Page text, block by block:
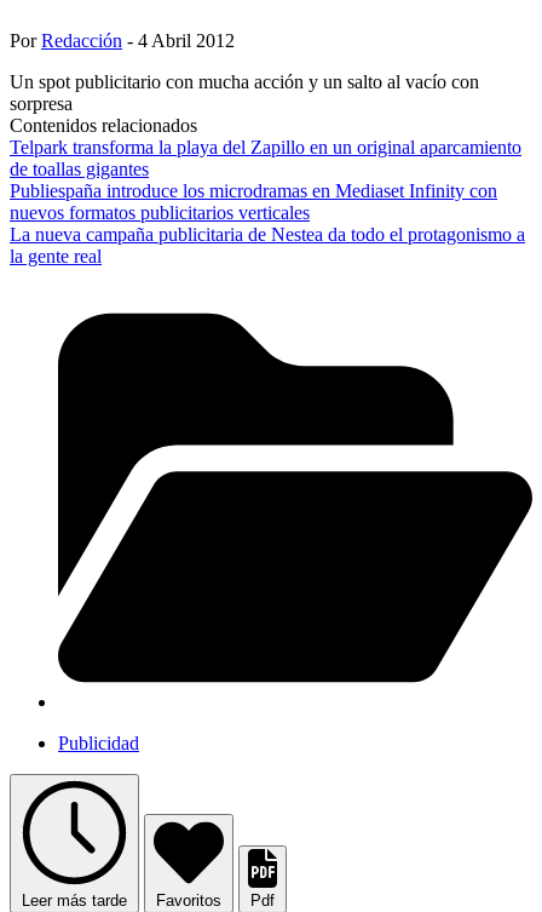
PorRedacción - 4 Abril 2012
Un spot publicitario con mucha acción y un salto al vacío con
sorpresa
Contenidos relacionados
Telpark transforma la playa del Zapillo en un original aparcamiento
de toallas gigantes
Publiespaña introduce los microdramas en Mediaset Infinity con
nuevos formatos publicitarios verticales
La nueva campaña publicitaria de Nestea da todo el protagonismo a
la gente real
Publicidad
Leer más tarde Favoritos Pdf